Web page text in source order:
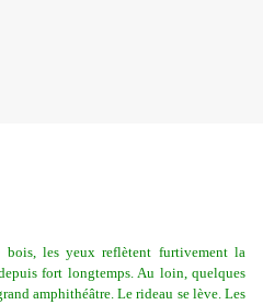
bois, les yeux reflètent furtivement la
fort longtemps. Au loin, quelques
amphithéâtre. Le rideau se lève. Les